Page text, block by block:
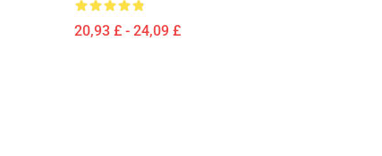
20,93 £ - 24,09 £